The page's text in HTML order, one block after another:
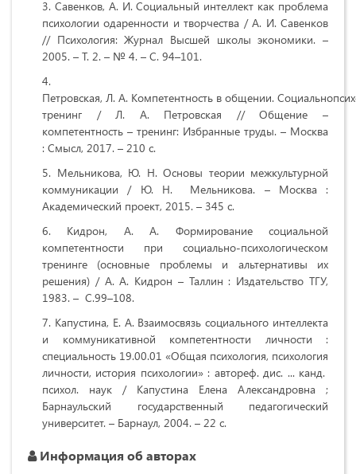
Савенков, А. И. Социальный интеллект как проблема
психологии одаренности и творчества / А. И. Савенков
// Психология: Журнал Высшей школы экономики. –
2005. – Т. 2. – № 4. – С. 94–101.
Петровская, Л. А. Компетентность в общении.
тренинг / Л. А. Петровская // Общение –
компетентность – тренинг: Избранные труды. – Москва
: Смысл, 2017. – 210 с.
Мельникова, Ю. Н. Основы теории межкультурной
коммуникации
/ Ю. Н. Мельникова. – Москва :
Академический проект, 2015. – 345 с.
Кидрон, А. А. Формирование социальной
компетентности при социально-психологическом
тренинге (основные проблемы и альтернативы их
решения) / А. А. Кидрон – Таллин : Издательство ТГУ,
1983. – С.99–108.
Капустина, Е. А. Взаимосвязь социального интеллекта
и коммуникативной компетентности личности :
специальность 19.00.01 «Общая психология, психология
личности, история психологии» : автореф. дис. ... канд.
психол. наук / Капустина Елена Александровна ;
Барнаульский государственный педагогический
университет. – Барнаул, 2004. – 22 с.
Информация об авторах